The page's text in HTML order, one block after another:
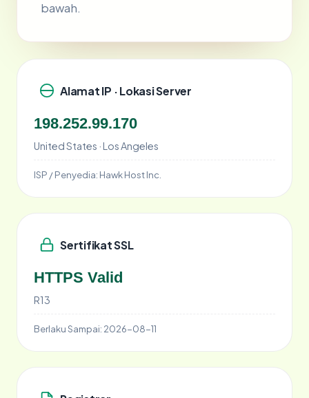
bawah.
Alamat IP · Lokasi Server
198.252.99.170
United States · Los Angeles
ISP / Penyedia: Hawk Host Inc.
Sertifikat SSL
HTTPS Valid
R13
Berlaku Sampai: 2026-08-11